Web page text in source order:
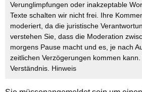
Verunglimpfungen oder inakzeptable
Texte schalten wir nicht frei. Ihre
moderiert, da die juristische
verstehen Sie, dass die Moderation
morgens Pause macht und es, je nach
zeitlichen Verzögerungen kommen
Verständnis. Hinweis